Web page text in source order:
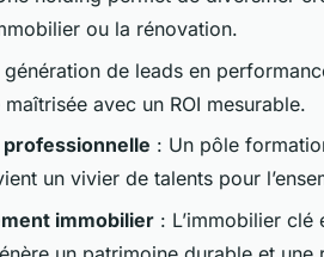
ou la rénovation.
génération de leads en
avec un ROI mesurable.
professionnelle : Un pôle
un vivier de talents pour
immobilier : L’immobilier